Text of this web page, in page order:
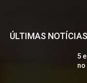
ÚLTIMAS NOTÍCIAS
5
no